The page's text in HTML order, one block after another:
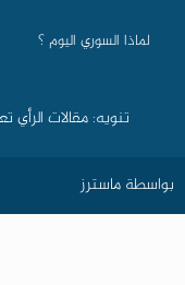
لماذا السوري اليوم ؟
تنويه: مقالات
بواسطةماسترز